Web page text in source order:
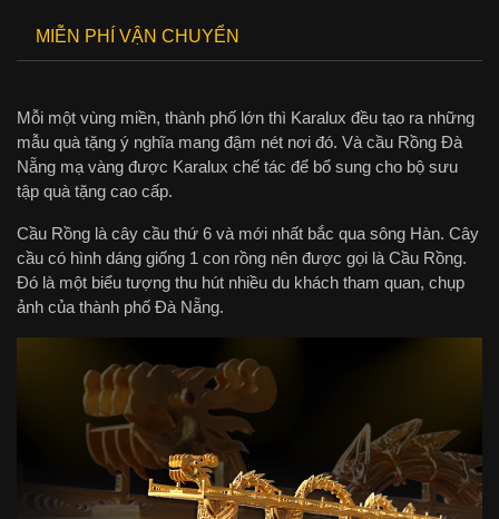
MIỄN PHÍ VẬN CHUYỂN
Mỗi một vùng miền, thành phố lớn thì Karalux đều tạo ra những
mẫu quà tặng ý nghĩa mang đậm nét nơi đó. Và cầu Rồng Đà
Nẵng mạ vàng được Karalux chế tác để bổ sung cho bộ sưu
tập quà tặng cao cấp.
Cầu Rồng là cây cầu thứ 6 và mới nhất bắc qua sông Hàn. Cây
cầu có hình dáng giống 1 con rồng nên được gọi là Cầu Rồng.
Đó là một biểu tượng thu hút nhiều du khách tham quan, chụp
ảnh của thành phố Đà Nẵng.